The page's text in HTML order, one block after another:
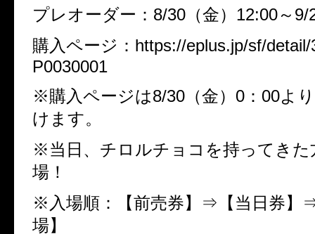
プレオーダー： 8/30 （金） 12:00～ 9/
購入ページ： https://eplus.jp/sf/
P0030001
※購入ページは8/30 （金） 0 ： 00よ
けます。
※当日、チロルチョコを持ってきた
場！
※ 入場順：【前売券】⇒【当日券】
場】